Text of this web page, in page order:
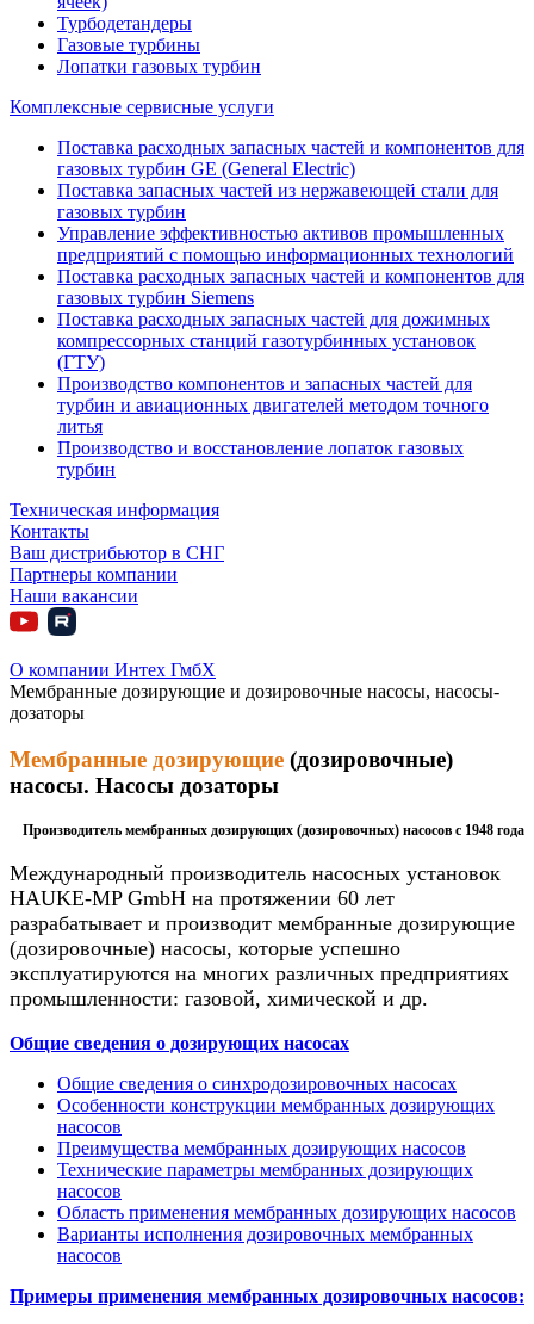
Турбодетандеры
Газовые турбины
Лопатки газовых турбин
Комплексные сервисные услуги
Поставка расходных запасных частей и компонентов для
газовых турбин GE (General Electric)
Поставка запасных частей из нержавеющей стали для
газовых турбин
Управление эффективностью активов промышленных
предприятий с помощью информационных технологий
Поставка расходных запасных частей и компонентов для
газовых турбин Siemens
Поставка расходных запасных частей для дожимных
компрессорных станций газотурбинных установок
(ГТУ)
Производство компонентов и запасных частей для
турбин и авиационных двигателей методом точного
литья
Производство и восстановление лопаток газовых
турбин
Техническая информация
Контакты
Ваш дистрибьютор в СНГ
Партнеры компании
Наши вакансии
О компании Интех ГмбХ
Мембранные дозирующие и дозировочные насосы, насосы-
дозаторы
Мембранные дозирующие (дозировочные)
насосы. Насосы дозаторы
Производитель мембранных дозирующих (дозировочных) насосов с 1948 года
Международный производитель насосных установок
HAUKE-MP GmbH на протяжении 60 лет
разрабатывает и производит мембранные дозирующие
(дозировочные) насосы, которые успешно
эксплуатируются на многих различных предприятиях
промышленности: газовой, химической и др.
Общие сведения о дозирующих насосах
Общие сведения о синхродозировочных насосах
Особенности конструкции мембранных дозирующих
насосов
Преимущества мембранных дозирующих насосов
Технические параметры мембранных дозирующих
насосов
Область применения мембранных дозирующих насосов
Варианты исполнения дозировочных мембранных
насосов
Примеры применения мембранных дозировочных насосов: